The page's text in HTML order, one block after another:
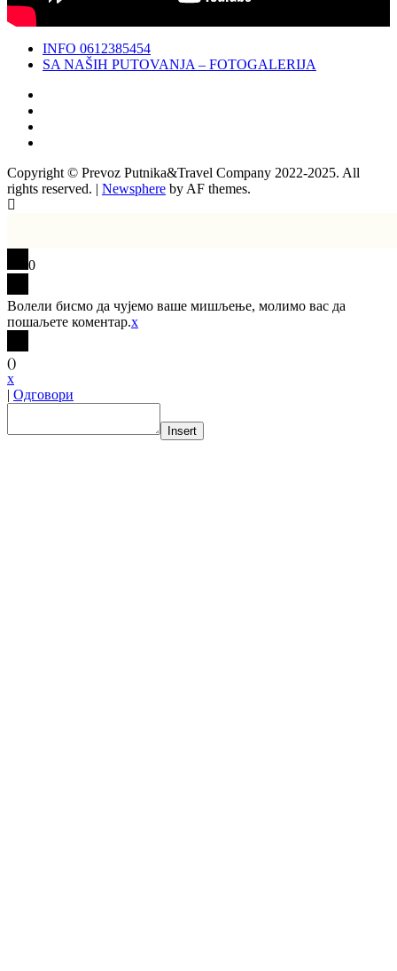
INFO 0612385454
SA NAŠIH PUTOVANJA – FOTOGALERIJA
Copyright © Prevoz Putnika&Travel Company 2022-2025. All
rights reserved. | Newsphere by AF themes.
0
Волели бисмо да чујемо ваше мишљење, молимо вас да
пошаљете коментар.x
()
x
| Одговори
Insert